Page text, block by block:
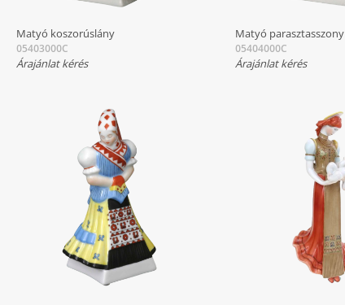
Matyó koszorúslány
05403000C
Árajánlat kérés
Matyó parasztasszony
05404000C
Árajánlat kérés